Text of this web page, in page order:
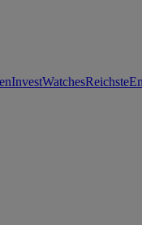
InvestWatchesReichste